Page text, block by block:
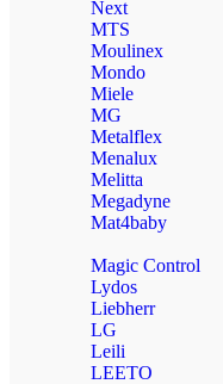
Next
MTS
Moulinex
Mondo
Miele
MG
Metalflex
Menalux
Melitta
Megadyne
Mat4baby
Magic Control
Lydos
Liebherr
LG
Leili
LEETO